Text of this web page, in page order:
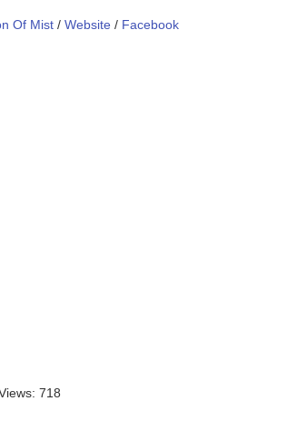
Of Mist / Website / Facebook
718